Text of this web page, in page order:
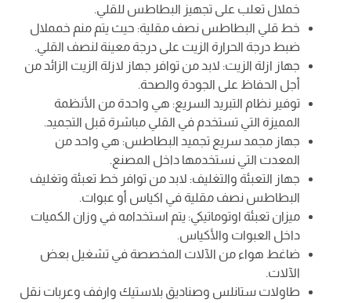
خملال تعلب على تجهيز البطاطس للقلي.
خط قلي البطاطس نصف مقلية: حيث يتم منم خمملال
ضبط درجة الحرارة الزيت على درجة معينة لنصف القلي.
جهاز ازلة الزيت: لابد من توافر جهاز لازلة الزيت الزائد من
أجل الحفاظ على الجودة والصحة.
توفير نظام التبريد السريع: هي واحدة من الأنظمة
المميزة التي تستخدم في القلي مباشرة قبل التجميد.
جهاز مجمد سريع تجميد البطاطس: هي واحد من
المعدت التي نستخدمها داخل المصنع.
جهاز التعبئة والتغليف: لابد من توافر خط تعبئة وتغليف
البطاطس نصف مقلية في اكياس أو عبوات.
ميزان تعبئة اوتوماتيكي: يتم استخدامه في وزان الكميات
داخل العبوات والأكياس.
ضاغط هواء من الآلات المخصصة في تشغيل بعض
الآلات.
طاولات ستانلس وصناديق بلاستيك وارفف وعربات نقل